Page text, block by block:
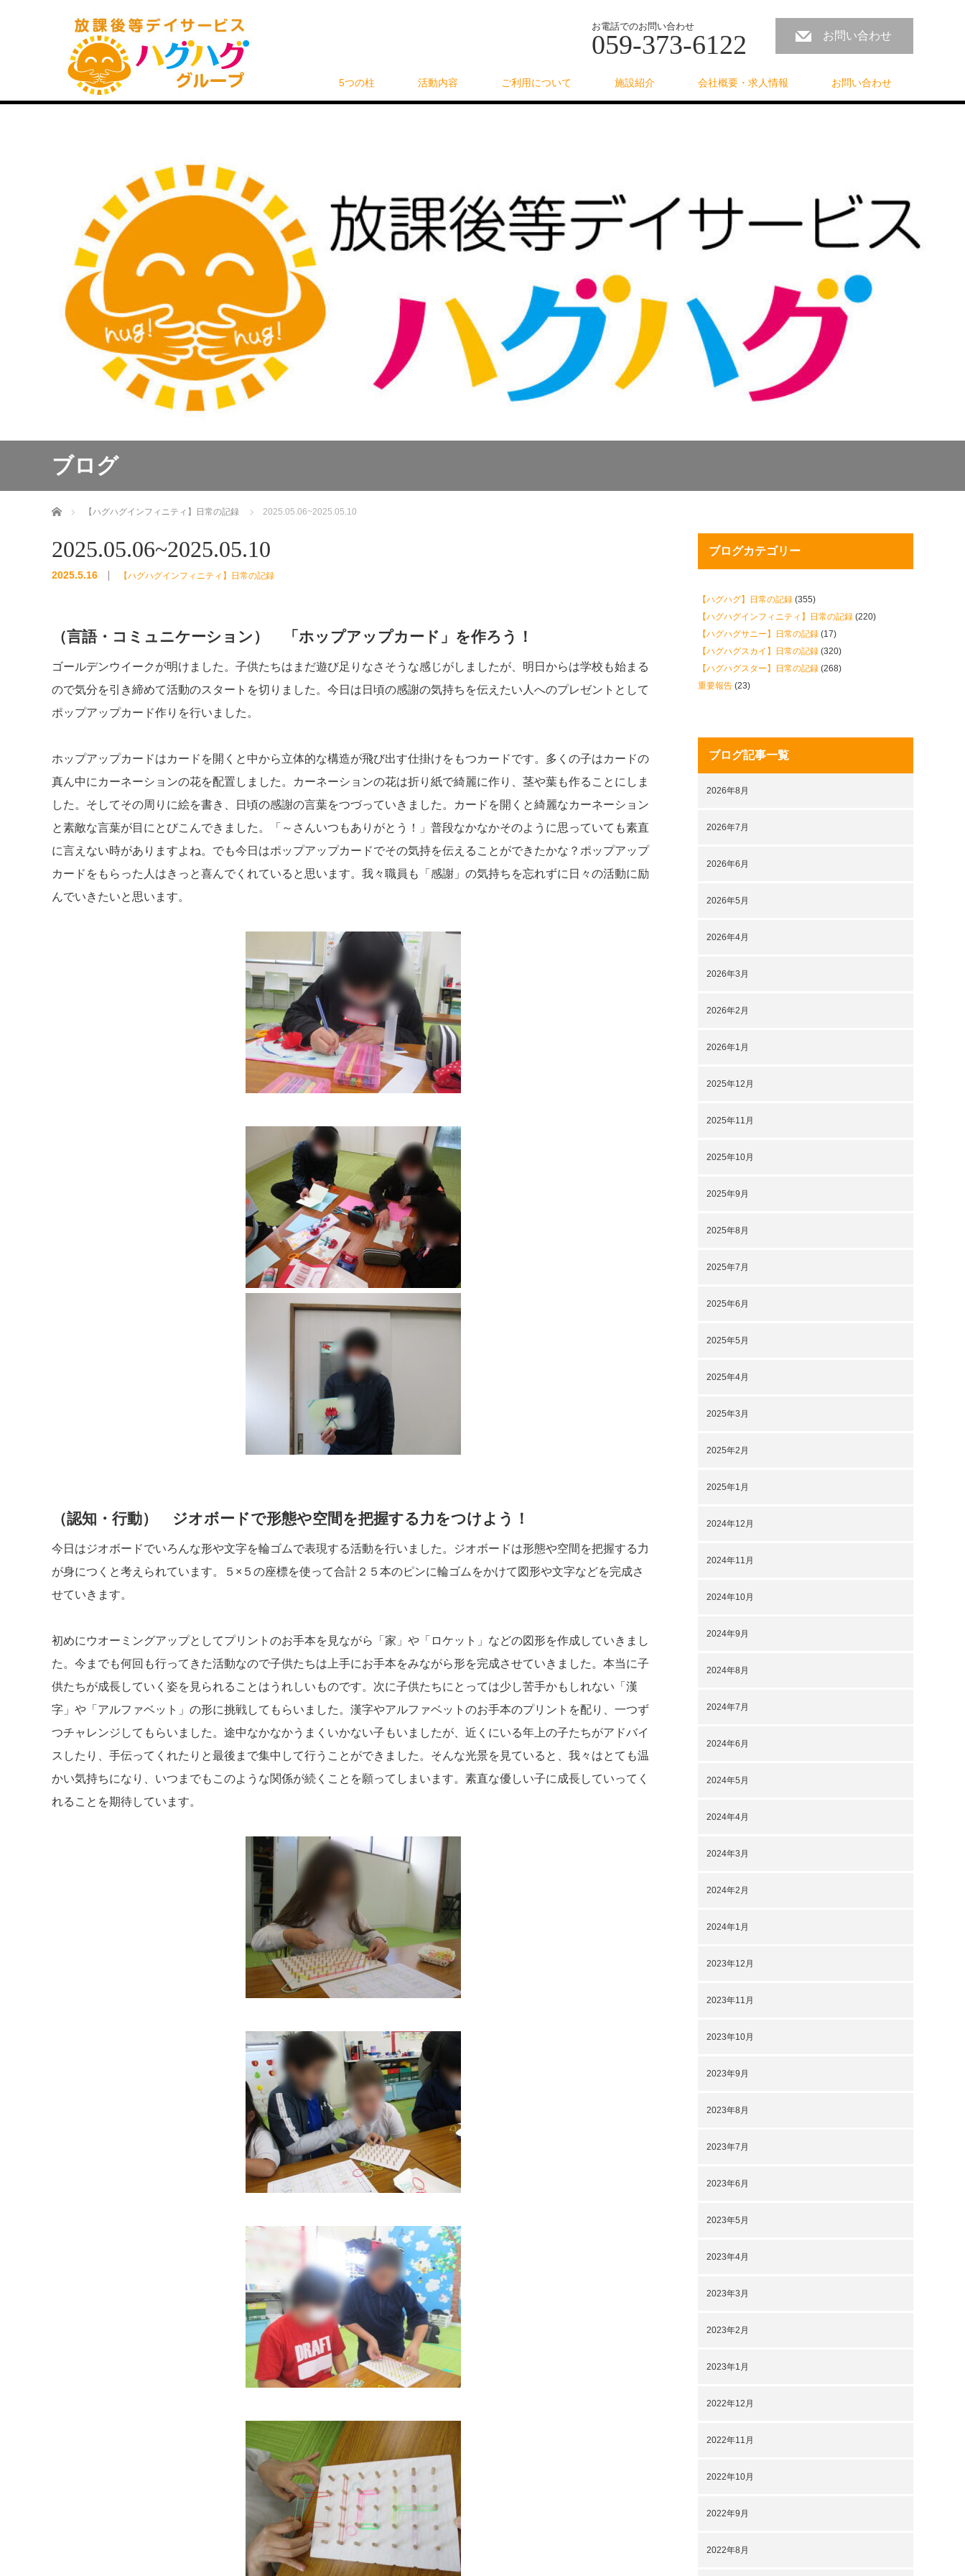
お電話でのお問い合わせ
059-373-6122 お問い合わせ
5つの柱 活動内容 ご利用について 施設紹介 会社概要・求人情報 お問い合わせ
ブログ
ホーム 【ハグハグインフィニティ】日常の記録 2025.05.06~2025.05.10
2025.05.06~2025.05.10
2025.5.16 【ハグハグインフィニティ】日常の記録
（言語・コミュニケーション） 「ホップアップカード」を作ろう！
ゴールデンウイークが明けました。子供たちはまだ遊び足りなさそうな感じがしましたが、明日からは学校も始まる
ので気分を引き締めて活動のスタートを切りました。今日は日頃の感謝の気持ちを伝えたい人へのプレゼントとして
ポップアップカード作りを行いました。
ホップアップカードはカードを開くと中から立体的な構造が飛び出す仕掛けをもつカードです。多くの子はカードの
真ん中にカーネーションの花を配置しました。カーネーションの花は折り紙で綺麗に作り、茎や葉も作ることにしま
した。そしてその周りに絵を書き、日頃の感謝の言葉をつづっていきました。カードを開くと綺麗なカーネーション
と素敵な言葉が目にとびこんできました。「～さんいつもありがとう！」普段なかなかそのように思っていても素直
に言えない時がありますよね。でも今日はポップアップカードでその気持を伝えることができたかな？ポップアップ
カードをもらった人はきっと喜んでくれていると思います。我々職員も「感謝」の気持ちを忘れずに日々の活動に励
んでいきたいと思います。
（認知・行動） ジオボードで形態や空間を把握する力をつけよう！
今日はジオボードでいろんな形や文字を輪ゴムで表現する活動を行いました。ジオボードは形態や空間を把握する力
が身につくと考えられています。５×５の座標を使って合計２５本のピンに輪ゴムをかけて図形や文字などを完成さ
せていきます。
初めにウオーミングアップとしてプリントのお手本を見ながら「家」や「ロケット」などの図形を作成していきまし
た。今までも何回も行ってきた活動なので子供たちは上手にお手本をみながら形を完成させていきました。本当に子
供たちが成長していく姿を見られることはうれしいものです。次に子供たちにとっては少し苦手かもしれない「漢
字」や「アルファベット」の形に挑戦してもらいました。漢字やアルファベットのお手本のプリントを配り、一つず
つチャレンジしてもらいました。途中なかなかうまくいかない子もいましたが、近くにいる年上の子たちがアドバイ
スしたり、手伝ってくれたりと最後まで集中して行うことができました。そんな光景を見ていると、我々はとても温
かい気持ちになり、いつまでもこのような関係が続くことを願ってしまいます。素直な優しい子に成長していってく
れることを期待しています。
ブログカテゴリー
【ハグハグ】日常の記録 (355)
【ハグハグインフィニティ】日常の記録 (220)
【ハグハグサニー】日常の記録 (17)
【ハグハグスカイ】日常の記録 (320)
【ハグハグスター】日常の記録 (268)
重要報告 (23)
ブログ記事一覧
2026年8月
2026年7月
2026年6月
2026年5月
2026年4月
2026年3月
2026年2月
2026年1月
2025年12月
2025年11月
2025年10月
2025年9月
2025年8月
2025年7月
2025年6月
2025年5月
2025年4月
2025年3月
2025年2月
2025年1月
2024年12月
2024年11月
2024年10月
2024年9月
2024年8月
2024年7月
2024年6月
2024年5月
2024年4月
2024年3月
2024年2月
2024年1月
2023年12月
2023年11月
2023年10月
2023年9月
2023年8月
2023年7月
2023年6月
2023年5月
2023年4月
2023年3月
2023年2月
2023年1月
2022年12月
2022年11月
2022年10月
2022年9月
2022年8月